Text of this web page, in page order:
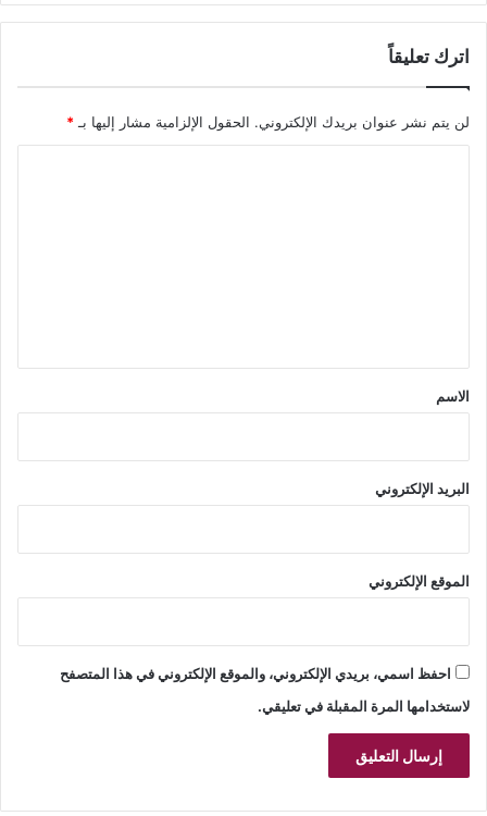
اترك تعليقاً
لن يتم نشر عنوان بريدك الإلكتروني. الحقول الإلزامية مشار إليها بـ *
*
الاسم
البريد الإلكتروني
الموقع الإلكتروني
احفظ اسمي، بريدي الإلكتروني، والموقع الإلكتروني في هذا المتصفح
لاستخدامها المرة المقبلة في تعليقي.